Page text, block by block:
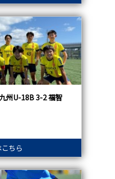
州U-18B 3-2 福智
ちら